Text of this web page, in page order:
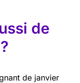
de
de janvier